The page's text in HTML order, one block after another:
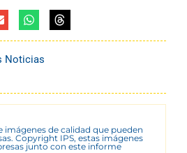
Noticias
imágenes de calidad que pueden
Copyright IPS, estas imágenes
junto con este informe